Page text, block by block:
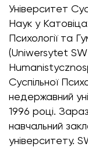
Університет
Наук у
Психології та
(Uniwersytet
Суспільної
недержавний
1996 році.
навчальний
університету.